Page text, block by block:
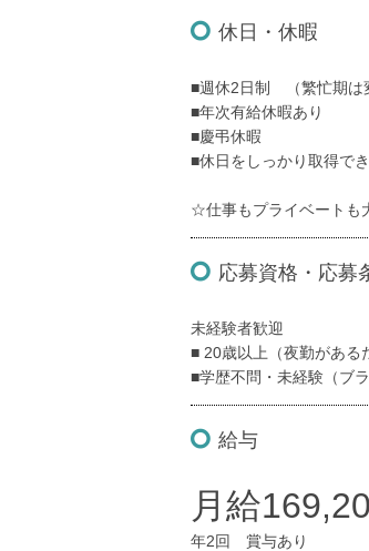
休日・休暇
■週休2日制 （繁忙期は
■年次有給休暇あり
■慶弔休暇
■休日をしっかり取得で
☆仕事もプライベートも
応募資格・応募
未経験者歓迎
■ 20歳以上（夜勤がある
■学歴不問・未経験（ブ
給与
月給
年2回 賞与あり